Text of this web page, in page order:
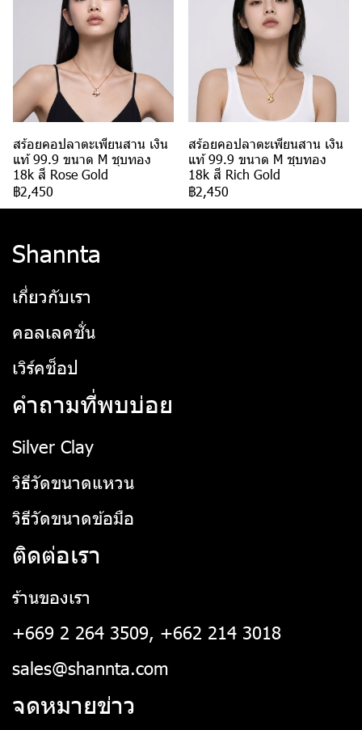
สร้อยคอปลาตะเพียนสาน เงิน
แท้ 99.9 ขนาด M ชุบทอง
18k สี Rose Gold
฿2,450
สร้อยคอปลาตะเพียนสาน เงิน
แท้ 99.9 ขนาด M ชุบทอง
18k สี Rich Gold
฿2,450
Shannta
เกี่ยวกับเรา
คอลเลคชั่น
เวิร์คช็อป
คำถามที่พบบ่อย
Silver Clay
วิธีวัดขนาดแหวน
วิธีวัดขนาดข้อมือ
ติดต่อเรา
ร้านของเรา
+669 2 264 3509, +662 214 3018
sales@shannta.com
จดหมายข่าว